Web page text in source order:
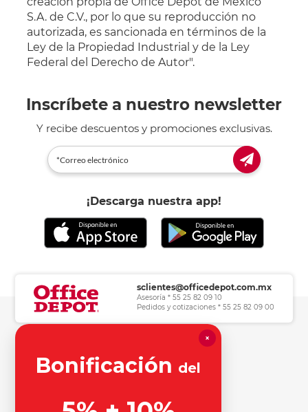
S.A. de C.V., por lo que su reproducción no
autorizada, es sancionada en términos de la
Ley de la Propiedad Industrial y de la Ley
Federal del Derecho de Autor".
Inscríbete a nuestro newsletter
Y recibe descuentos y promociones exclusivas.
¡Descarga nuestra app!
sclientes@officedepot.com.mx
Asesoría * 55 25 82 09 10
Pedidos y cotizaciones * 55 25 82 09 00
Herramientas de consulta
×
Bonificación del